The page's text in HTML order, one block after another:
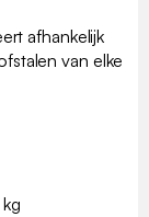
afhankelijk
van elke